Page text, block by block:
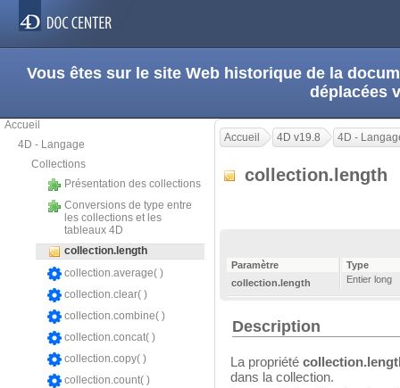
Vous êtes sur le site Web historique de la
déplacées
Accueil
4D - Langage
Collections
Présentation des collections
Conversions de type entre
les collections et les
tableaux 4D
collection.length
collection.average( )
collection.clear( )
collection.combine( )
collection.concat( )
collection.copy( )
collection.count( )
Accueil 4D v19.8 4D -
collection.length
Paramètre
Type
collection.length
Entier long
Description
La propriété
dans la collection.